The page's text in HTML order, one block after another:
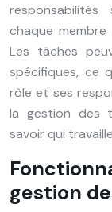
chaque
Les tâches
spécifiques, ce
rôle et ses
la gestion des
savoir qui
gestion